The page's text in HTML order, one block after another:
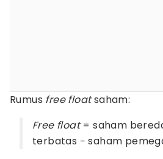
Rumus free floatsaham:
Free float= saham
terbatas − saham